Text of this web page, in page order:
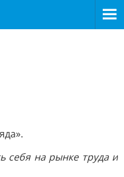
себя на рынке труда и